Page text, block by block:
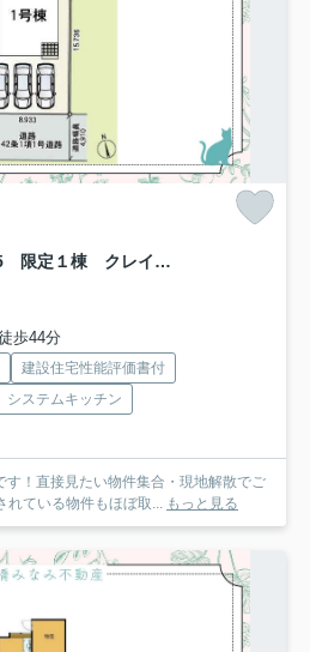
【新築】太田市由良町第5 限定１棟 クレイドルガーデン 新築建売
歩44分
建設住宅性能評価書付
システムキッチン
す！直接見たい物件集合・現地解散でご
れている物件もほぼ取... もっと見る